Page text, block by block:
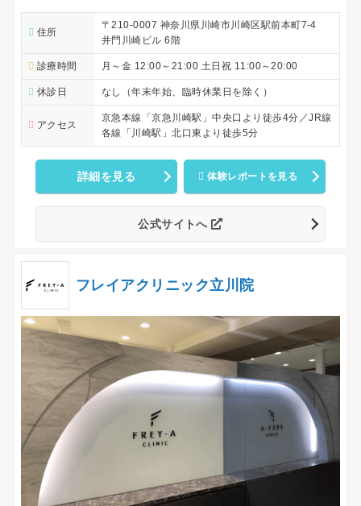
住所
〒210-0007 神奈川県川崎市川崎区駅前本町7-4
井門川崎ビル 6階
診療時間 月～金 12:00～21:00 土日祝 11:00～20:00
休診日 なし（年末年始、臨時休業日を除く）
アクセス
京急本線「京急川崎駅」中央口より徒歩4分／JR線
各線「川崎駅」北口東より徒歩5分
詳細を見る 体験レポートを見る
公式サイトへ
フレイアクリニック立川院